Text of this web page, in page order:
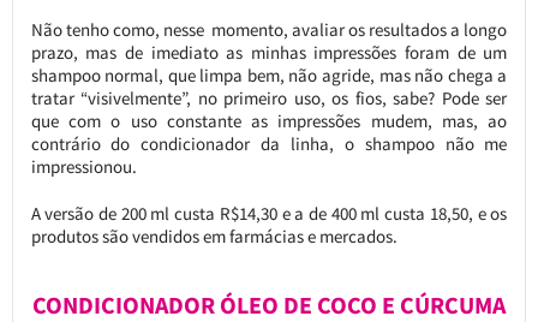
Não tenho como, nesse momento, avaliar os resultados a longo
prazo, mas de imediato as minhas impressões foram de um
shampoo normal, que limpa bem, não agride, mas não chega a
tratar “visivelmente”, no primeiro uso, os fios, sabe? Pode ser
que com o uso constante as impressões mudem, mas, ao
contrário do condicionador da linha, o shampoo não me
impressionou.
A versão de 200 ml custa R$14,30 e a de 400 ml custa 18,50, e os
produtos são vendidos em farmácias e mercados.
CONDICIONADOR ÓLEO DE COCO E CÚRCUMA